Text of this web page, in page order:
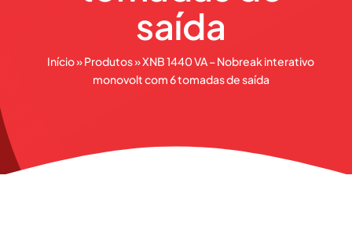
Produtos
Parceiros
saída
Início»Produtos»XNB 1440 VA – Nobreak interativo
monovolt com 6 tomadas de saída